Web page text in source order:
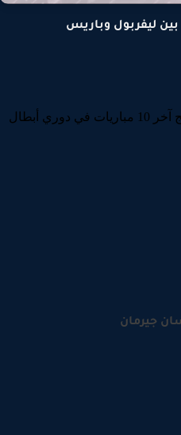
ليفربول وباريس سان جيرمان: نتائج آخر 10 مباريات في دوري أبطال